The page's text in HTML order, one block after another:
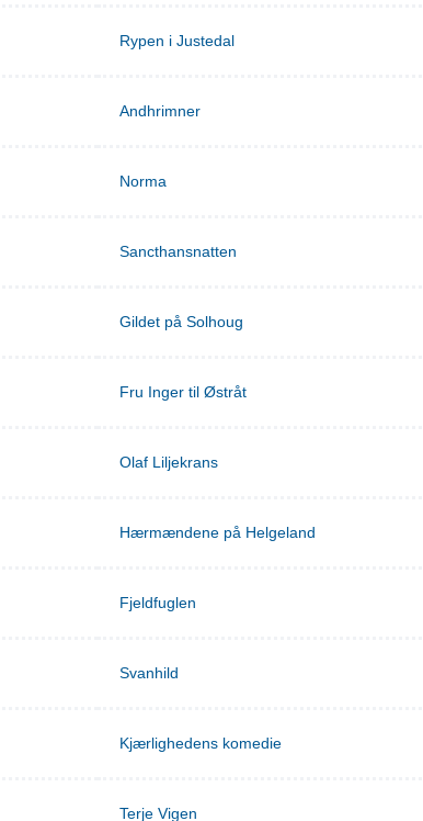
Rypen i Justedal
Andhrimner
Norma
Sancthansnatten
Gildet på Solhoug
Fru Inger til Østråt
Olaf Liljekrans
Hærmændene på Helgeland
Fjeldfuglen
Svanhild
Kjærlighedens komedie
Terje Vigen